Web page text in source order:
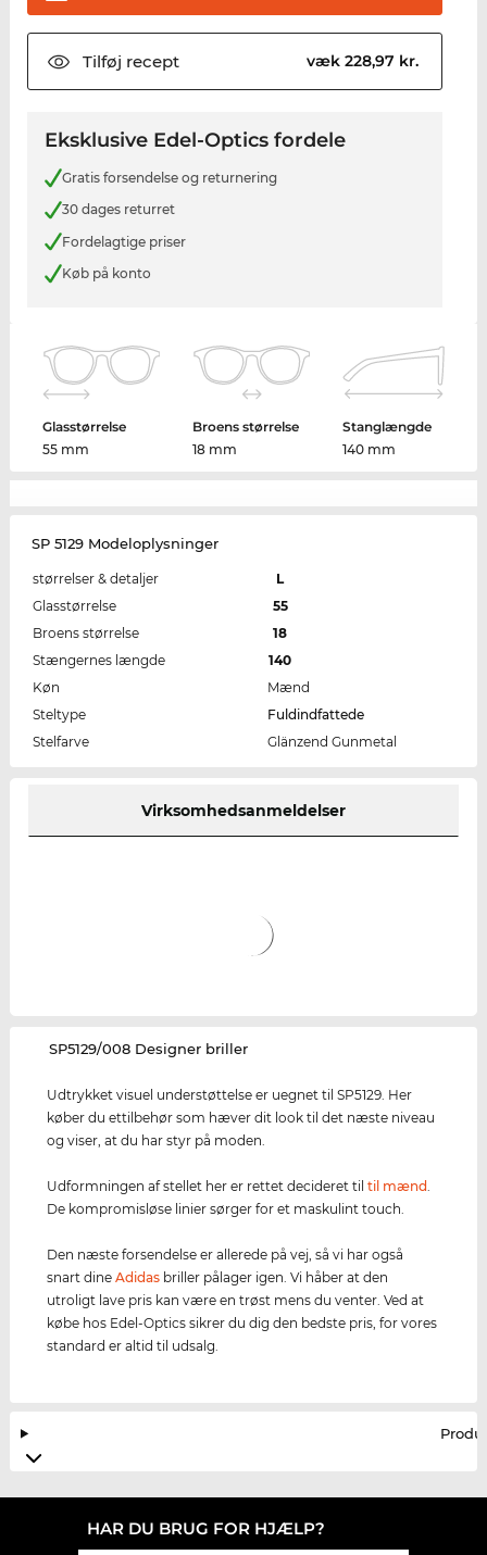
Tilføj recept væk 228,97 kr.
Eksklusive Edel-Optics fordele
Gratis forsendelse og returnering
30 dages returret
Fordelagtige priser
Køb på konto
Glasstørrelse
55 mm
Broens størrelse
18 mm
Stanglængde
140 mm
SP 5129 Modeloplysninger
størrelser & detaljer
L
Glasstørrelse
55
Broens størrelse
18
Stængernes længde
140
Køn
Mænd
Steltype
Fuldindfattede
Stelfarve
Glänzend Gunmetal
Virksomhedsanmeldelser
‌SP5129/008 Designer briller
Udtrykket visuel understøttelse er uegnet til SP5129. Her
køber du ettilbehør som hæver dit look til det næste niveau
og viser, at du har styr på moden.
Udformningen af stellet her er rettet decideret tiltil mænd
De kompromisløse linier sørger for et maskulint touch.
Den næste forsendelse er allerede på vej, så vi har også
snart dineAdidas briller pålager igen. Vi håber at den
utroligt lave pris kan være en trøst mens du venter. Ved at
købe hos Edel-Optics sikrer du dig den bedste pris, for vores
standard er altid til udsalg.
HAR DU BRUG FOR HJÆLP?